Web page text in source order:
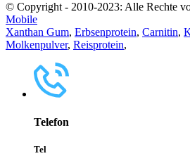
© Copyright - 2010-2023: Alle Rechte
Mobile
Xanthan Gum, Erbsenprotein, Carnitin,
Molkenpulver, Reisprotein,
Telefon
Tel